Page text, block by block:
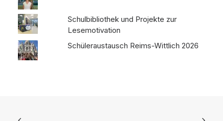
Schulbibliothek und Projekte zur
Lesemotivation
Schüleraustausch Reims-Wittlich 2026